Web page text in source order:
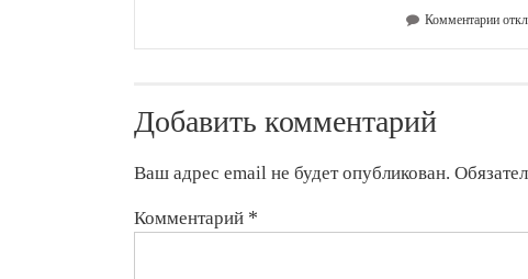
Комментариик
по
барса
Добавить комментарий
Ваш адрес email не будет опубликован.
Комментарий *